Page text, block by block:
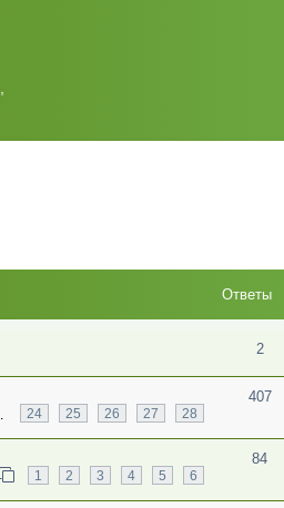
Ответы
2
24 25 26 27 28
407
1 2 3 4 5 6
84